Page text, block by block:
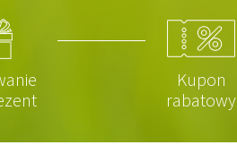
Kupon
rabatowy